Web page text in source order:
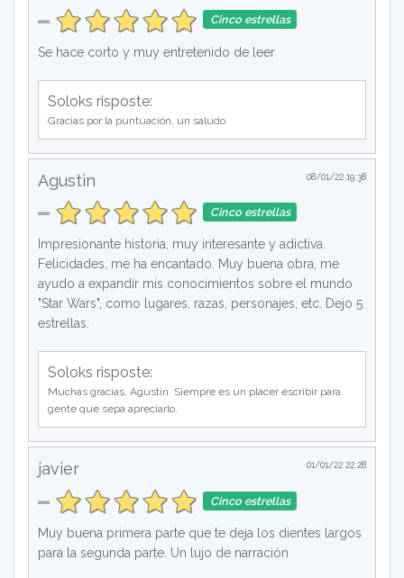
Cinco estrellas
Se hace corto y muy entretenido de leer
Soloks risposte:
Gracias por la puntuación, un saludo.
08/01/22 19:38
Agustin
Cinco estrellas
Impresionante historia, muy interesante y adictiva.
Felicidades, me ha encantado. Muy buena obra, me
ayudo a expandir mis conocimientos sobre el mundo
"Star Wars", como lugares, razas, personajes, etc. Dejo 5
estrellas.
Soloks risposte:
Muchas gracias, Agustin. Siempre es un placer escribir para
gente que sepa apreciarlo.
01/01/22 22:28
javier
Cinco estrellas
Muy buena primera parte que te deja los dientes largos
para la segunda parte. Un lujo de narración